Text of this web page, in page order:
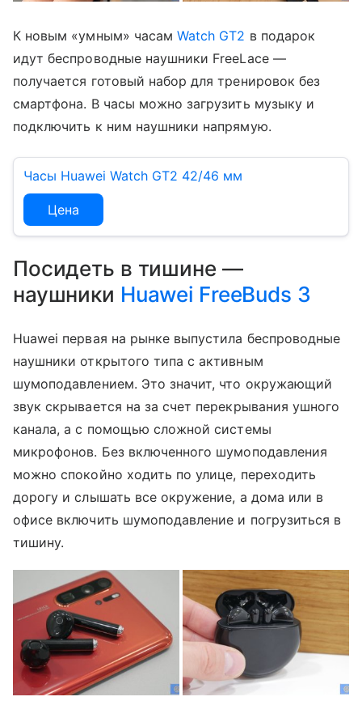
К новым «умным» часамWatch GT2 в подарок
идут беспроводные наушники FreeLace —
получается готовый набор для тренировок без
смартфона. В часы можно загрузить музыку и
подключить к ним наушники напрямую.
Часы Huawei Watch GT2 42/46 мм
Цена
Посидеть в тишине —
наушники Huawei FreeBuds 3
Huawei первая на рынке выпустила беспроводные
наушники открытого типа с активным
шумоподавлением. Это значит, что окружающий
звук скрывается на за счет перекрывания ушного
канала, а с помощью сложной системы
микрофонов. Без включенного шумоподавления
можно спокойно ходить по улице, переходить
дорогу и слышать все окружение, а дома или в
офисе включить шумоподавление и погрузиться в
тишину.